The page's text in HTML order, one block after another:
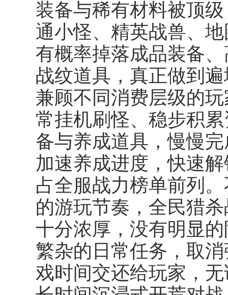
装备与稀有材料被顶
通小怪、精英战兽、
有概率掉落成品装备
战纹道具，真正做到
兼顾不同消费层级的
常挂机刷怪、稳步积
备与养成道具，慢慢
加速养成进度，快速
占全服战力榜单前列
的游玩节奏，全民猎
十分浓厚，没有明显
繁杂的日常任务，取
戏时间交还给玩家，